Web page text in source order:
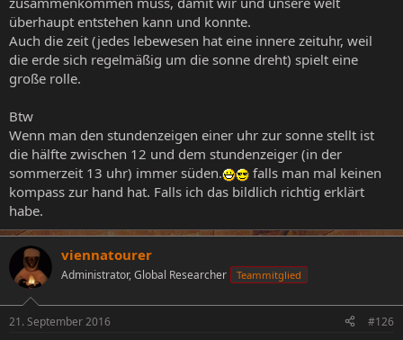
überhaupt entstehen kann und konnte.
Auch die zeit (jedes lebewesen hat eine innere zeituhr, weil
die erde sich regelmäßig um die sonne dreht) spielt eine
große rolle.
Btw
Wenn man den stundenzeigen einer uhr zur sonne stellt ist
die hälfte zwischen 12 und dem stundenzeiger (in der
sommerzeit 13 uhr) immer süden.
falls man mal keinen
kompass zur hand hat. Falls ich das bildlich richtig erklärt
habe.
viennatourer
Administrator, Global Researcher Teammitglied
21. September 2016 #126